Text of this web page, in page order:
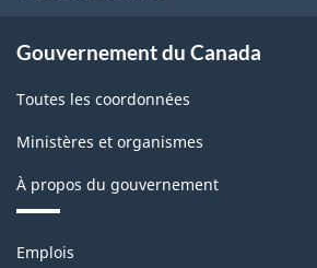
-
la
classification
Gouvernement du Canada
Toutes les coordonnées
Ministères et organismes
À propos du gouvernement
Thèmes
Emplois